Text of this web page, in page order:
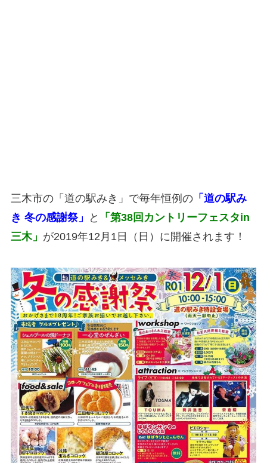
三木市の「道の駅みき」で毎年恒例の「道の駅み
き 冬の感謝祭」
と
「第38回カントリーフェスタin
三木」 が2019年12月1日（日）に開催されます！